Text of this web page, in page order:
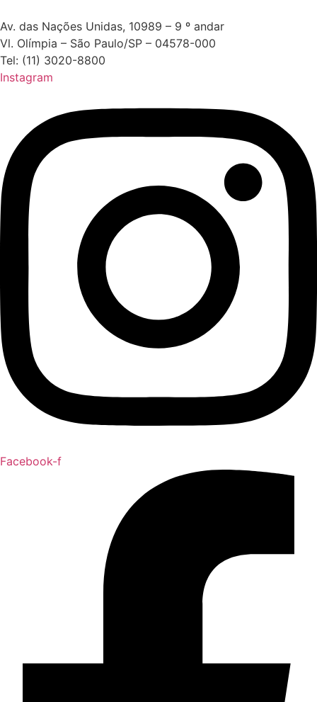
Av. das Nações Unidas, 10989 – 9 º andar
Vl. Olímpia – São Paulo/SP – 04578-000
Tel: (11) 3020-8800
Instagram
Facebook-f